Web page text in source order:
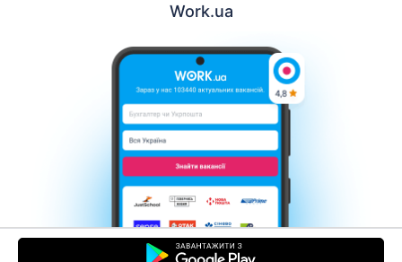
Work.ua
Контакты О нас
Карьера
Новости Work.ua
Помощь
Условия использования
Работодателю
© 2006–2026 Work.ua. Сервис поиска работы №1 в